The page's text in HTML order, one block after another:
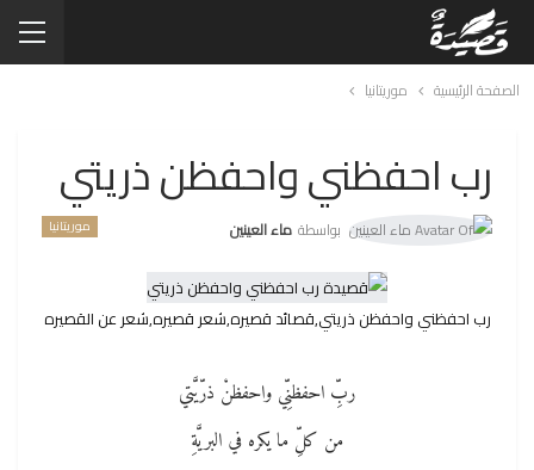
الصفحة الرئيسية موريتانيا
رب احفظني واحفظن ذريتي
موريتانيا بواسطة ماء العينين
رب احفظني واحفظن ذريتي,قصائد قصيره,شعر قصيره,شعر عن القصيره
ربِّ احفظنِّي واحفظنْ ذرّيَّتي
من كلِّ ما يكره في البريَّةِ